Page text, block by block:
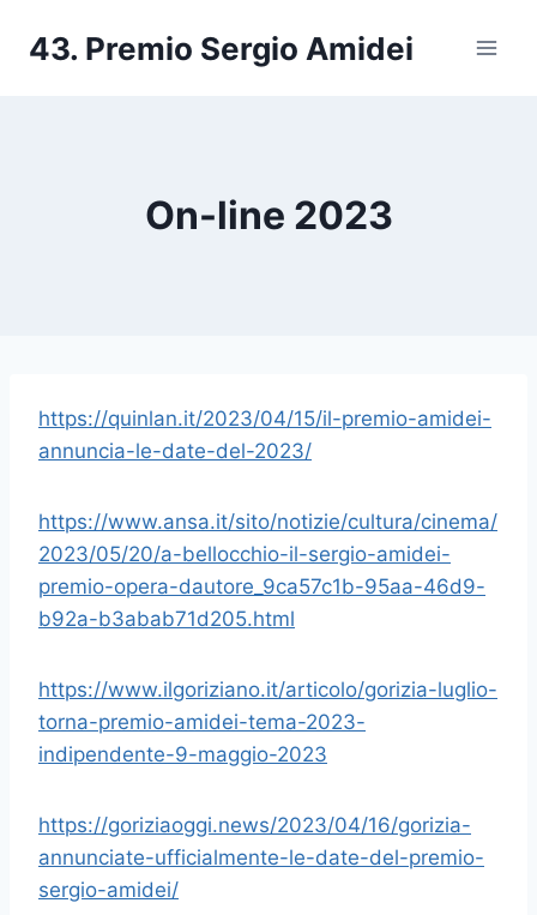
43. Premio Sergio Amidei
On-line 2023
https://quinlan.it/2023/04/15/il-premio-amidei-
annuncia-le-date-del-2023/
https://www.ansa.it/sito/notizie/cultura/cinema/
2023/05/20/a-bellocchio-il-sergio-amidei-
premio-opera-dautore_9ca57c1b-95aa-46d9-
b92a-b3abab71d205.html
https://www.ilgoriziano.it/articolo/gorizia-luglio-
torna-premio-amidei-tema-2023-
indipendente-9-maggio-2023
https://goriziaoggi.news/2023/04/16/gorizia-
annunciate-ufficialmente-le-date-del-premio-
sergio-amidei/